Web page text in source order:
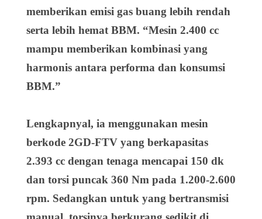
memberikan emisi gas buang lebih rendah
serta lebih hemat BBM. “Mesin 2.400 cc
mampu memberikan kombinasi yang
harmonis antara performa dan konsumsi
BBM.”
Lengkapnyal, ia menggunakan mesin
berkode 2GD-FTV yang berkapasitas
2.393 cc dengan tenaga mencapai 150 dk
dan torsi puncak 360 Nm pada 1.200-2.600
rpm. Sedangkan untuk yang bertransmisi